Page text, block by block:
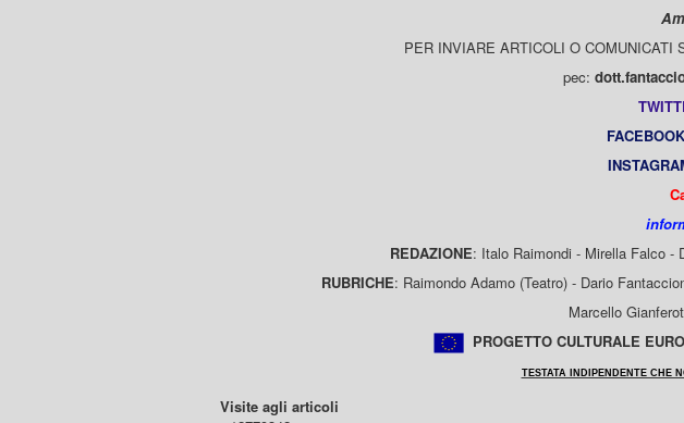
PER INVIARE ARTICOLI O COMUNICATI
pec:
FACEBOOK
REDAZIONE: Italo Raimondi - Mirella Falco -
RUBRICHE: Raimondo Adamo (Teatro) - Dario
Marcello
PROGETTO CULTURALE
TESTATA INDIPENDENTE CHE
Visite agli articoli